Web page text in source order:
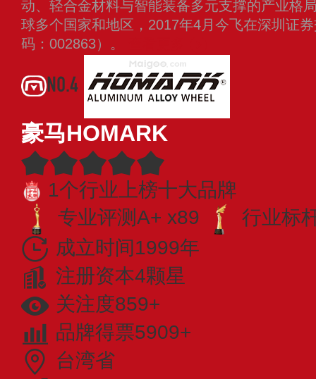
动、轻合金材料与智能装备多元支撑的产业格
球多个国家和地区，2017年4月今飞在深圳证
码：002863）。
NO.4
豪马HOMARK
1个行业上榜十大品牌
专业评测A+ x89
行业标
成立时间1999年
注册资本4颗星
关注度859+
品牌得票5909+
台湾省